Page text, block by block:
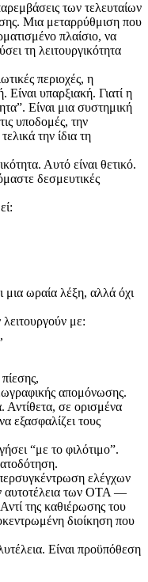
των τελευταίων
Μια μεταρρύθμιση που
πλαίσιο, να
τη λειτουργικότητα
περιοχές, η
υπαρξιακή. Γιατί η
Είναι μια συστημική
υποδομές, την
την ίδια τη
Αυτό είναι θετικό.
δεσμευτικές
μια ωραία λέξη, αλλά όχι
λειτουργούν με:
απομόνωσης.
Αντίθετα, σε ορισμένα
εξασφαλίζει τους
“με το φιλότιμο”.
ελέγχων
αυτοτέλεια των ΟΤΑ —
της καθιέρωσης του
διοίκηση που
Είναι προϋπόθεση